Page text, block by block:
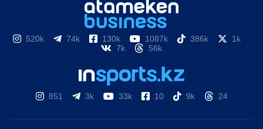
520k 74k 130k 1087k 386k
1k
7k
56k
851 3k 33k 10 9k 24